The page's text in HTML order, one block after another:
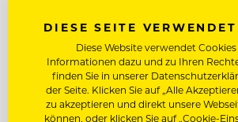
Hotel Guglwald
4191 Guglwald, Österreich
DIESE SEITE
Diese Website verwendet
Informationen dazu und zu Ihren
finden Sie in unserer
der Seite. Klicken Sie auf „Alle
zu akzeptieren und direkt unsere
können, oder klicken Sie auf „Cookie-